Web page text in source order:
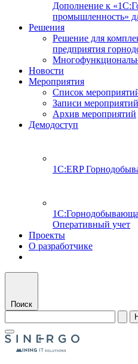
Дополнение к
промышленность»
Решения
Решение для
предприятия
Новости
Мероприятия
Список
Записи мероприятий
Архив мероприятий
Демодоступ
1С:ERP
Оперативный учет
Проекты
О разработчике
Поиск